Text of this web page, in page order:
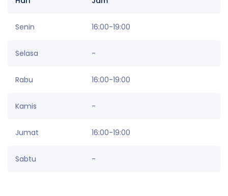
Senin 16:00-19:00
Selasa -
Rabu 16:00-19:00
Kamis -
Jumat 16:00-19:00
Sabtu -